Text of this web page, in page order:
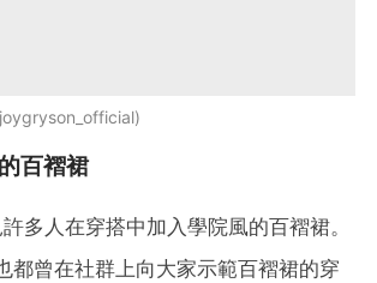
百褶裙
多人在穿搭中加入學院風的百褶裙。
都曾在社群上向大家示範百褶裙的穿